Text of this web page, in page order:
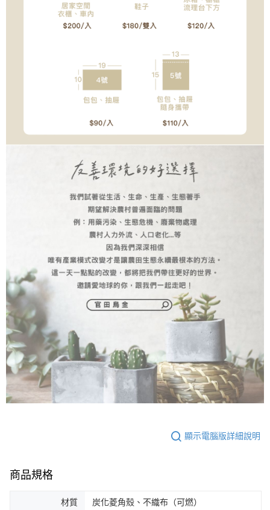
顯示電腦版詳細說明
商品規格
材質 炭化菱角殼、不織布（可燃）